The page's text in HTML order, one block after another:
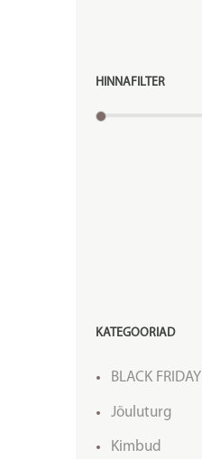
HINNAFILTER
KATEGOORIAD
BLACK FRIDAY
Jõuluturg
Kimbud